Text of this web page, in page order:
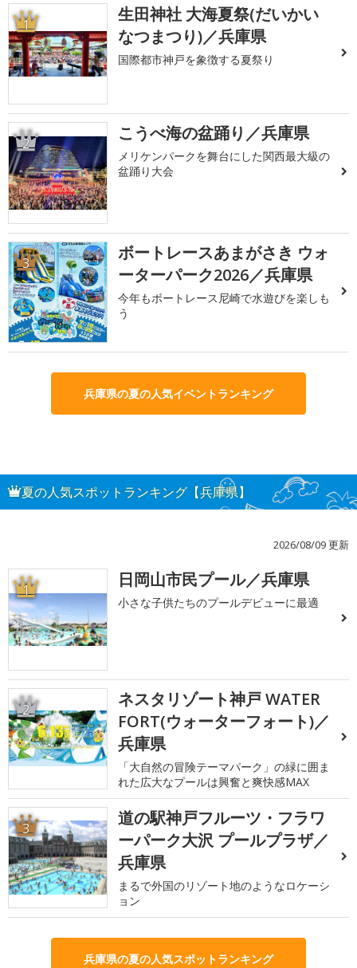
1
生田神社 大海夏祭(だいかい
なつまつり)／兵庫県
国際都市神戸を象徴する夏祭り
2 こうべ海の盆踊り／兵庫県
メリケンパークを舞台にした関西最大級の
盆踊り大会
3
ボートレースあまがさき ウォ
ーターパーク2026／兵庫県
今年もボートレース尼崎で水遊びを楽しも
う
兵庫県の夏の人気イベントランキング
夏の人気スポットランキング【兵庫県】
2026/08/09 更新
1 日岡山市民プール／兵庫県
小さな子供たちのプールデビューに最適
2
ネスタリゾート神戸 WATER
FORT(ウォーターフォート)／
兵庫県
「大自然の冒険テーマパーク」の緑に囲ま
れた広大なプールは興奮と爽快感MAX
3
道の駅神戸フルーツ・フラワ
ーパーク大沢 プールプラザ／
兵庫県
まるで外国のリゾート地のようなロケーシ
ョン
兵庫県の夏の人気スポットランキング